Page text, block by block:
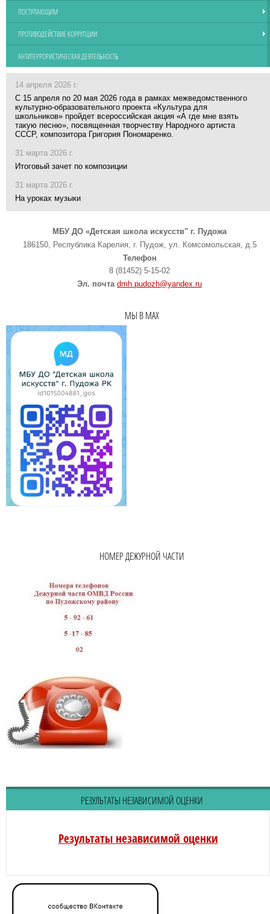
ПОСТУПАЮЩИМ
ПРОТИВОДЕЙСТВИЕ КОРРУПЦИИ
АНТИТЕРРОРИСТИЧЕСКАЯ ДЕЯТЕЛЬНОСТЬ
14 апреля 2026 г.
С 15 апреля по 20 мая 2026 года в рамках межведомственного
культурно-образовательного проекта «Культура для
школьников» пройдет всероссийская акция «А где мне взять
такую песню», посвященная творчеству Народного артиста
СССР, композитора Григория Пономаренко.
31 марта 2026 г.
Итоговый зачет по композиции
31 марта 2026 г.
На уроках музыки
МБУ ДО «Детская школа искусств" г. Пудожа
186150, Республика Карелия, г. Пудож, ул. Комсомольская, д.5
Телефон
8 (81452) 5-15-02
Эл. почта dmh.pudozh@yandex.ru
МЫ В MAX
НОМЕР ДЕЖУРНОЙ ЧАСТИ
РЕЗУЛЬТАТЫ НЕЗАВИСИМОЙ ОЦЕНКИ
Результаты независимой оценки